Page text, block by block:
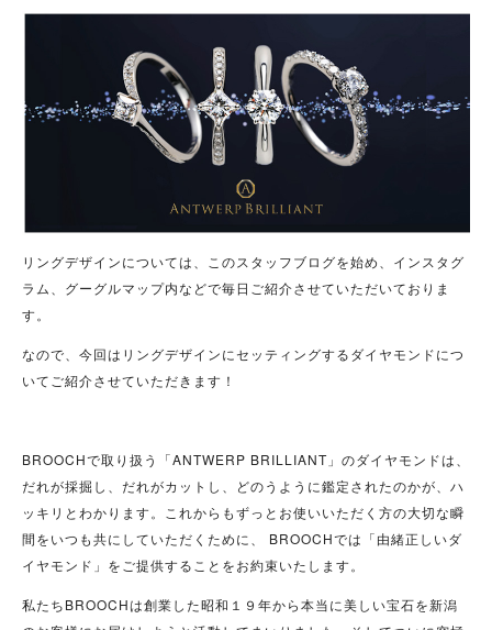
リングデザインについては、このスタッフブログを始め、インスタグ
ラム、グーグルマップ内などで毎日ご紹介させていただいておりま
す。
なので、今回はリングデザインにセッティングするダイヤモンドにつ
いてご紹介させていただきます！
BROOCHで取り扱う「ANTWERP BRILLIANT」のダイヤモンドは、
だれが採掘し、だれがカットし、どのうように鑑定されたのかが、ハ
ッキリとわかります。これからもずっとお使いいただく方の大切な瞬
間をいつも共にしていただくために、 BROOCHでは「由緒正しいダ
イヤモンド」をご提供することをお約束いたします。
私たちBROOCHは創業した昭和１９年から本当に美しい宝石を新潟